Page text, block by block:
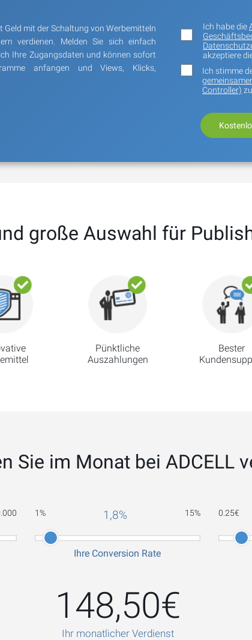
Geld mit der Schaltung von Werbemitteln
verdienen. Melden Sie sich einfach
Ihre Zugangsdaten und können sofort
anfangen und Views, Klicks,
Ich habe die
akzeptiere
Ich stimme
Controller)
große Auswahl für
Pünktliche
Auszahlungen
Bester
Sie im Monat bei ADCELL
1% 1,8% 15%
Ihre Conversion Rate
0.25€
148,50€
Ihr monatlicher Verdienst